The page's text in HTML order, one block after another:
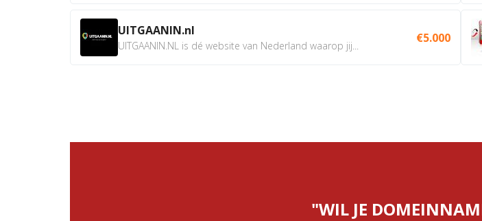
UITGAANIN.nl
UITGAANIN.NL is dé website van Nederland waarop jij...
€5.000
"WIL JE